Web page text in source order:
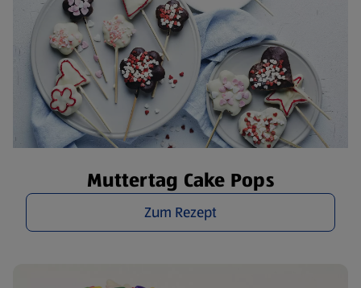
Muttertag Cake Pops
Zum Rezept